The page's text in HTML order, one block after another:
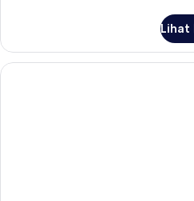
Kamar
Lihat